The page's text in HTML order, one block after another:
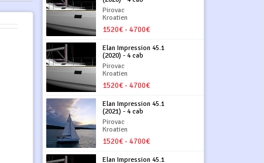
Pirovac
Kroatien
1520€ - 4700€
Elan Impression 45.1
(2020) - 4 cab
Pirovac
Kroatien
1520€ - 4700€
Elan Impression 45.1
(2021) - 4 cab
Pirovac
Kroatien
1520€ - 4700€
Elan Impression 45.1